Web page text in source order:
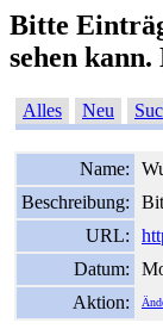
Bitte
sehen kann.
Alles Neu
Name:
Beschreibung:
URL:
Datum:
Aktion: